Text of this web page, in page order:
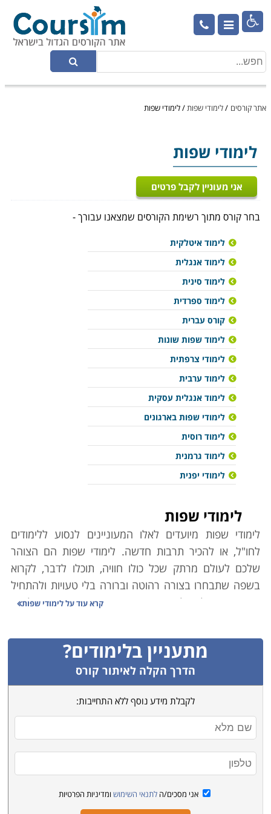

אתר קורסים /לימודי שפות/לימודי שפות
לימודי שפות
אני מעוניין לקבל פרטים
בחר קורס מתוך רשימת הקורסים שמצאנו עבורך -
לימוד איטלקית
לימוד אנגלית
לימוד סינית
לימוד ספרדית
קורס עברית
לימוד שפות שונות
לימודי צרפתית
לימוד ערבית
לימוד אנגלית עסקית
לימודי שפות בארגונים
לימוד רוסית
לימוד גרמנית
לימודי יפנית
לימודי שפות
לימודי שפות מיועדים לאלו המעוניינים לנסוע ללימודים
לחו"ל, או להכיר תרבות חדשה. לימודי שפות הם הצוהר
שלכם לעולם מרתק שכל כולו חוויה, תוכלו לדבר, לקרוא
בשפה שתבחרו בצורה רהוטה וברורה בלי טעויות ולהתחיל
את המסע שלכם לארץ חדשה, תרבותה העשירה תוך לימוד
רכישת שפה חדשה לקוחת זמן ומצריכה מסירות אך יש
סיבות רבות בגינן השקעה זו הופכת לכדאית. חלק מסיבות
אלו הן פרקטיות חלקן נוסעות מתוך שאיפה לרכוש יכולת
תקשורת בלשון חדשה ומרתקת שאינה נפוצה וחלקן
אינטלקטואליות או סנטימנטליות. יהיו אשר יהיו הסיבות בגינן
בחרתם לרכוש שפה חדשה חשוב מאוד שיהיה לכם את
המוטיבציה לרכוש שפה חדשה על מנת שתוכלו להתמיד
בלימודים.
סיבה עיקרית וחשובה לרכישת שפה חדשה היא התועלת
קרא עוד עללימודי שפות
מתעניין בלימודים?
הדרך הקלה לאיתור קורס
לקבלת מידע נוסף ללא התחייבות:
אני מסכים/ה לתנאי השימוש ומדיניות הפרטיות